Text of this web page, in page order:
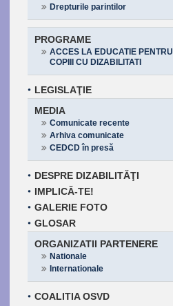
Drepturile parintilor
PROGRAME
ACCES LA EDUCATIE PENTRU
COPIII CU DIZABILITATI
LEGISLAŢIE
MEDIA
Comunicate recente
Arhiva comunicate
CEDCD în presă
DESPRE DIZABILITĂŢI
IMPLICĂ-TE!
GALERIE FOTO
GLOSAR
ORGANIZATII PARTENERE
Nationale
Internationale
COALITIA OSVD